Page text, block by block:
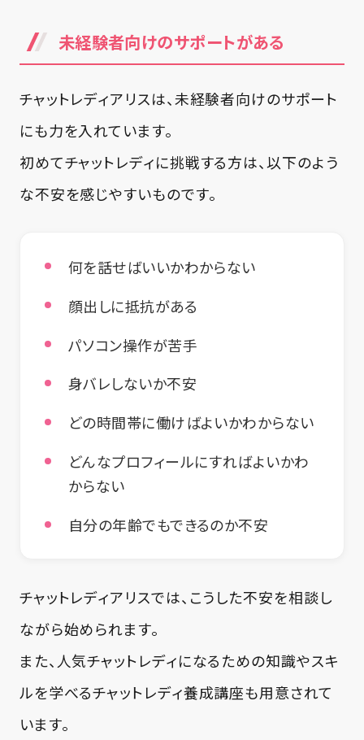
未経験者向けのサポートがある
チャットレディアリスは、未経験者向けのサポート
にも力を入れています。
初めてチャットレディに挑戦する方は、以下のよう
な不安を感じやすいものです。
何を話せばいいかわからない
顔出しに抵抗がある
パソコン操作が苦手
身バレしないか不安
どの時間帯に働けばよいかわからない
どんなプロフィールにすればよいかわ
からない
自分の年齢でもできるのか不安
チャットレディアリスでは、こうした不安を相談し
ながら始められます。
また、人気チャットレディになるための知識やスキ
ルを学べるチャットレディ養成講座も用意されて
います。